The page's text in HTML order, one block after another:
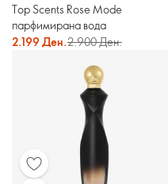
Top Scents Rose Mode
парфимирана вода
2.199 Ден.2.900 Ден.